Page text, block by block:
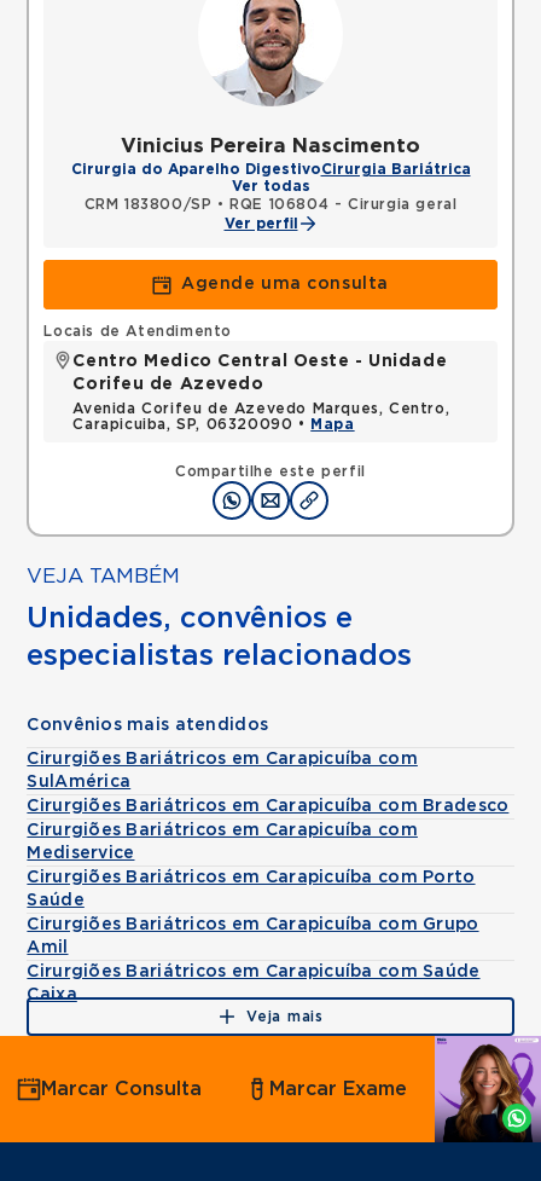
Vinicius Pereira Nascimento
Cirurgia do Aparelho DigestivoCirurgia Bariátrica
Ver todas
CRM 183800/SP •
RQE 106804 - Cirurgia geral
Ver perfil
Agende uma consulta
Compartilhe este perfil
Locais de Atendimento
Centro Medico Central Oeste - Unidade
Corifeu de Azevedo
Avenida Corifeu de Azevedo Marques, Centro,
Carapicuiba, SP, 06320090 •
Mapa
VEJA TAMBÉM
Unidades, convênios e
especialistas relacionados
Convênios mais atendidos
Cirurgiões Bariátricos em Carapicuíba com
SulAmérica
Cirurgiões Bariátricos em Carapicuíba com Bradesco
Cirurgiões Bariátricos em Carapicuíba com
Mediservice
Cirurgiões Bariátricos em Carapicuíba com Porto
Saúde
Cirurgiões Bariátricos em Carapicuíba com Grupo
Amil
Cirurgiões Bariátricos em Carapicuíba com Saúde
Caixa
Veja mais
Agende
por
Whatsapp
Marcar Consulta Marcar Exame